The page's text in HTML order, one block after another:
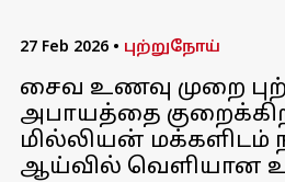
27 Feb 2026 • புற்றுநோய்
சைவ உணவு முறை
அபாயத்தை
மில்லியன் மக்களிடம்
ஆய்வில் வெளியான